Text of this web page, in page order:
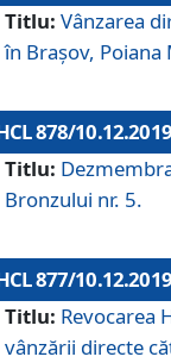
Titlu: Vânzarea
în Brașov, Poiana
878/10.12.2019
Titlu:
Bronzului nr. 5.
877/10.12.2019
Titlu: Revocarea
vânzării directe